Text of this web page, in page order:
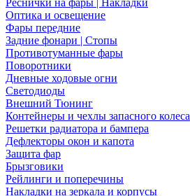
Реснички на фары | Накладки
Оптика и освещение
Фары передние
Задние фонари | Стопы
Противотуманные фары
Поворотники
Дневные ходовые огни
Светодиоды
Внешний Тюнинг
Контейнеры и чехлы запасного колеса
Решетки радиатора и бампера
Дефлекторы окон и капота
Защита фар
Брызговики
Рейлинги и поперечины
Накладки на зеркала и корпусы